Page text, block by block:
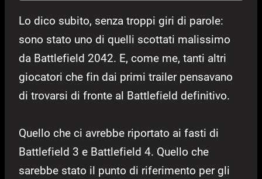
Lo dico subito, senza troppi giri di parole:
sono stato uno di quelli scottati malissimo
da Battlefield 2042. E, come me, tanti altri
giocatori che fin dai primi trailer pensavano
di trovarsi di fronte al Battlefield definitivo.
Quello che ci avrebbe riportato ai fasti di
Battlefield 3 e Battlefield 4. Quello che
sarebbe stato il punto di riferimento per gli